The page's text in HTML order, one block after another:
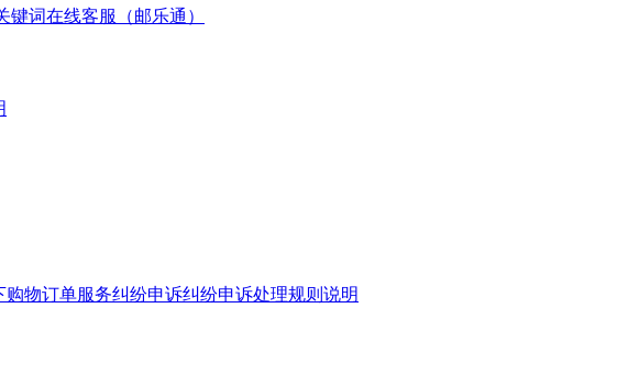
键词在线客服（邮乐通）
购物订单服务纠纷申诉纠纷申诉处理规则说明